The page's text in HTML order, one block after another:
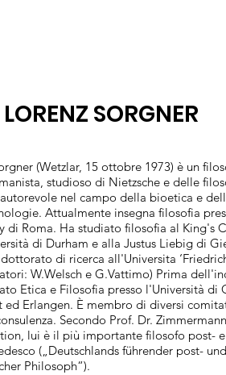
SORGNER
(Wetzlar, 15 ottobre 1973) è un
studioso di Nietzsche e delle
nel campo della bioetica e
Attualmente insegna filosofia
di Roma. Ha studiato filosofia al King's
di Durham e alla Justus Liebig di
di ricerca all'Universita
W.Welsch e G.Vattimo) Prima
Etica e Filosofia presso l'Università di
ed Erlangen. È membro di diversi
Secondo Prof. Dr.
lui è il più importante filosofo post- e
(„Deutschlands führender post- und
Philosoph“).